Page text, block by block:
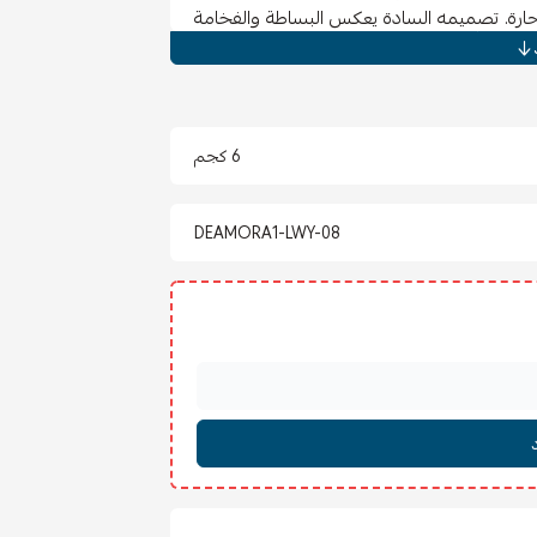
تصميمه السادة يعكس البساطة والفخامة
6 كجم
DEAMORA1-LWY-08